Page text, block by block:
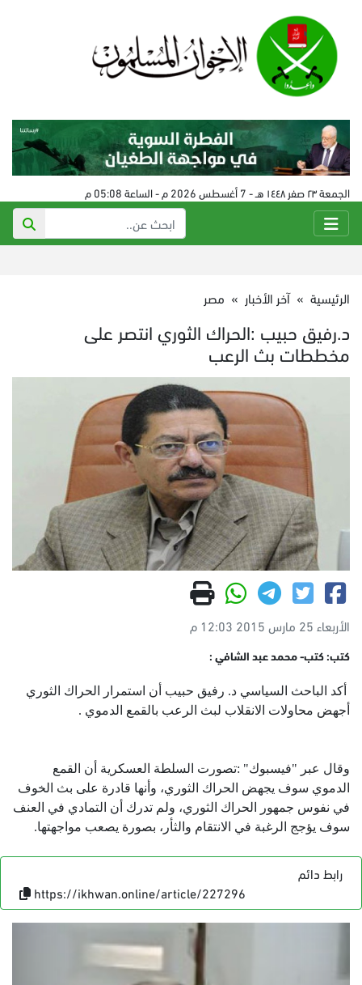
الجمعة ٢٣ صفر ١٤٤٨ هـ - 7 أغسطس 2026 م - الساعة 05:08 م
الرئيسية » آخر الأخبار » مصر
د.رفيق حبيب :الحراك الثوري انتصر على
مخططات بث الرعب
الأربعاء 25 مارس 2015 12:03 م
كتب: كتب- محمد عبد الشافي :
أكد الباحث السياسي د. رفيق حبيب أن استمرار الحراك الثوري
أجهض محاولات الانقلاب لبث الرعب بالقمع الدموي .
وقال عبر "فيسبوك" :تصورت السلطة العسكرية أن القمع
الدموي سوف يجهض الحراك الثوري، وأنها قادرة على بث الخوف
في نفوس جمهور الحراك الثوري، ولم تدرك أن التمادي في العنف
سوف يؤجج الرغبة في الانتقام والثأر، بصورة يصعب مواجهتها.
رابط دائم
https://ikhwan.online/article/227296